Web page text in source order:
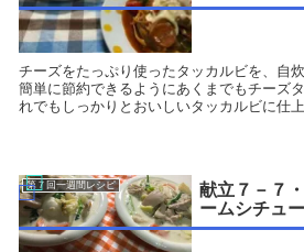
チーズをたっぷり使ったタッカルビを、自
簡単に節約できるようにあくまでもチーズ
れでもしっかりとおいしいタッカルビに仕
第７回一週間レシピ
献立７－７
ームシチュー